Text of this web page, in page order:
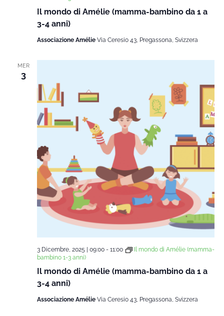
Il mondo di Amélie (mamma-bambino da 1 a
3-4 anni)
Associazione Amélie Via Ceresio 43, Pregassona, Svizzera
MER
3
Il mondo di Amélie (mamma-bambino da 1 a
3-4 anni)
3 Dicembre, 2025 | 09:00- 11:00
Il mondo di Amélie (mamma-
bambino 1-3 anni)
Associazione Amélie Via Ceresio 43, Pregassona, Svizzera